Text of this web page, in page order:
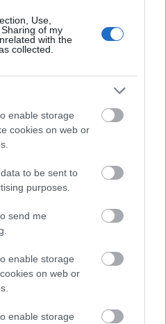
Use,
of my
with the
collected.
enable storage
cookies on web or
to be sent to
purposes.
send me
enable storage
on web or
enable storage
ben tudták, hogy az
éli